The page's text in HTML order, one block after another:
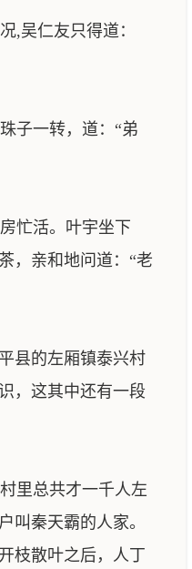
,吴仁友只得道：
子一转，道：“弟
忙活。叶宇坐下
，亲和地问道：“老
县的左厢镇泰兴村
，这其中还有一段
里总共才一千人左
叫秦天霸的人家。
枝散叶之后，人丁